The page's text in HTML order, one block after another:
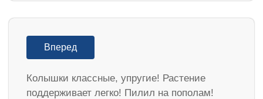
Вперед
Колышки классные, упругие! Растение
поддерживает легко! Пилил на пополам!